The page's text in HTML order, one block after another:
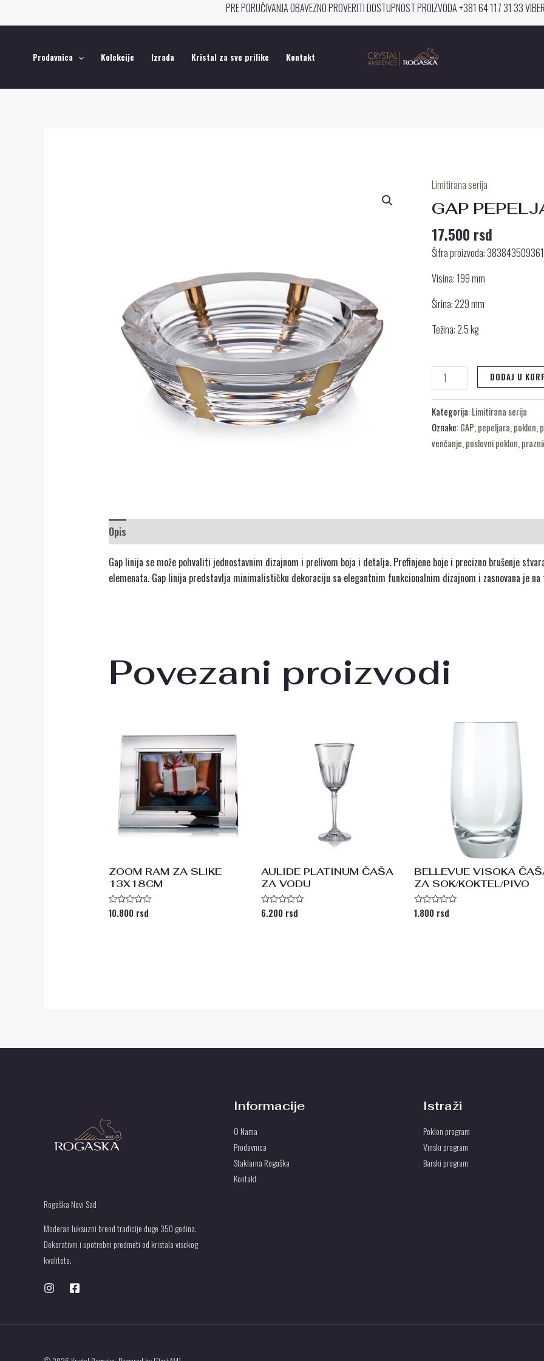
na
PRE PORUČIVANJA OBAVEZNO PROVERITI DOSTUPNOST PROIZVODA +381 64 117 31 33
Prodavnica Kolekcije Izrada Kristal za sve prilike Kontakt
Limitirana serija
GAP
17.500 rsd
Šifra proizvoda:
Visina: 199 mm
Širina: 229 mm
Težina: 2.5 kg
GAP
PEPELJARA
CM
količina
DODAJ U
Kategorija:Limitirana serija
Oznake:GAP,pepeljara,poklon,
venčanje,poslovni poklon,
Opis
Gap linija se može pohvaliti jednostavnim dizajnom i prelivom boja i detalja. Prefinjene boje i precizno brušenje
elemenata. Gap linija predstavlja minimalističku dekoraciju sa elegantnim funkcionalnim dizajnom i zasnovana je
Povezani proizvodi
ZOOM RAM ZA SLIKE
13X18CM
Ocenjeno
sa
10.800 rsd
AULIDE PLATINUM ČAŠA
ZA VODU
Ocenjeno
sa
6.200 rsd
BELLEVUE VISOKA
ZA SOK/KOKTEL/PIVO
Ocenjeno
sa
1.800 rsd
Rogaška Novi Sad
Moderan luksuzni brend tradicije duge 350 godina.
Dekorativni i upotrebni predmeti od kristala visokog
kvaliteta.
Informacije
O Nama
Prodavnica
Staklarna Rogaška
Kontakt
Istraži
Poklon program
Vinski program
Barski program